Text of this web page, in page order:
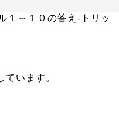
１～１０の答え‐トリッ
います。